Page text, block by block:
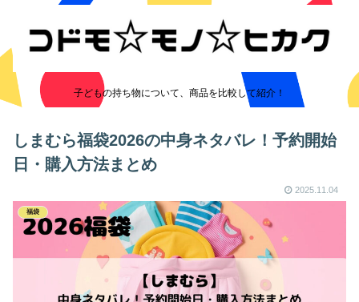
子どもの持ち物について、商品を比較して紹介！
しまむら福袋2026の中身ネタバレ！予約開始
日・購入方法まとめ
2025.11.04
福袋